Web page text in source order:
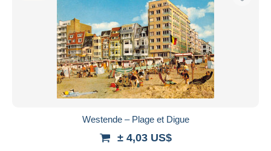
Westende – Plage et Digue
± 4,03 US$